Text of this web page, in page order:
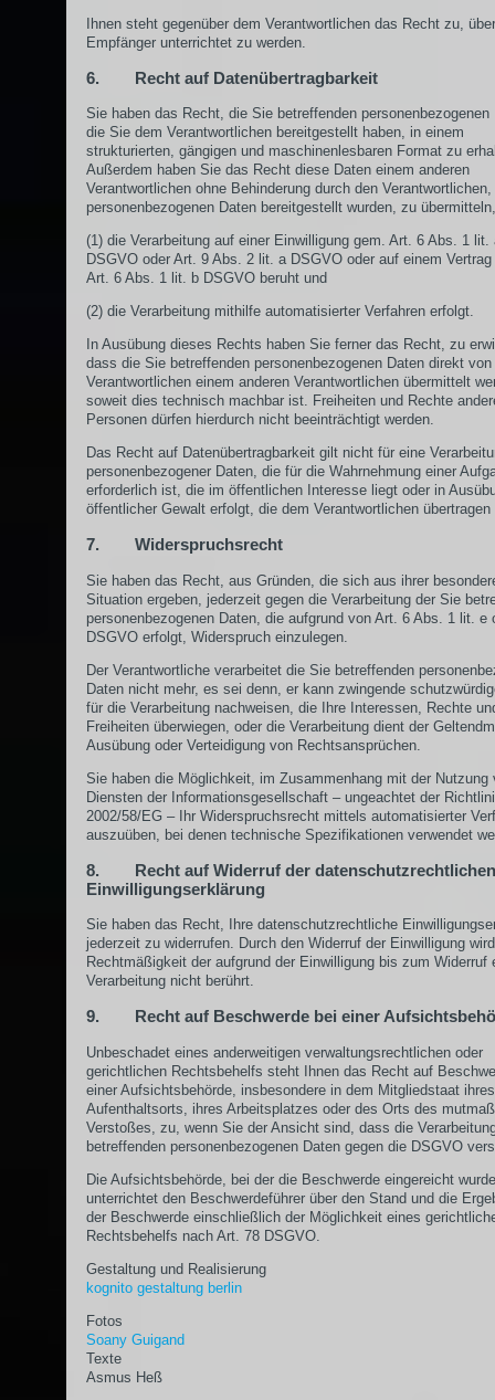
Ihnen steht gegenüber dem Verantwortlichen das Recht zu,
Empfänger unterrichtet zu werden.
6. Recht auf Datenübertragbarkeit
Sie haben das Recht, die Sie betreffenden personenbezogenen
die Sie dem Verantwortlichen bereitgestellt haben, in einem
strukturierten, gängigen und maschinenlesbaren Format zu
Außerdem haben Sie das Recht diese Daten einem anderen
Verantwortlichen ohne Behinderung durch den
personenbezogenen Daten bereitgestellt wurden, zu
(1) die Verarbeitung auf einer Einwilligung gem. Art. 6 Abs. 1 lit.
DSGVO oder Art. 9 Abs. 2 lit. a DSGVO oder auf einem
Art. 6 Abs. 1 lit. b DSGVO beruht und
(2) die Verarbeitung mithilfe automatisierter Verfahren erfolgt.
In Ausübung dieses Rechts haben Sie ferner das Recht, zu
dass die Sie betreffenden personenbezogenen Daten direkt
Verantwortlichen einem anderen Verantwortlichen übermittelt
soweit dies technisch machbar ist. Freiheiten und Rechte
Personen dürfen hierdurch nicht beeinträchtigt werden.
Das Recht auf Datenübertragbarkeit gilt nicht für eine
personenbezogener Daten, die für die Wahrnehmung einer
erforderlich ist, die im öffentlichen Interesse liegt oder in
öffentlicher Gewalt erfolgt, die dem Verantwortlichen übertragen
7. Widerspruchsrecht
Sie haben das Recht, aus Gründen, die sich aus ihrer
Situation ergeben, jederzeit gegen die Verarbeitung der Sie
personenbezogenen Daten, die aufgrund von Art. 6 Abs. 1 lit. e
DSGVO erfolgt, Widerspruch einzulegen.
Der Verantwortliche verarbeitet die Sie betreffenden
Daten nicht mehr, es sei denn, er kann zwingende
für die Verarbeitung nachweisen, die Ihre Interessen, Rechte
Freiheiten überwiegen, oder die Verarbeitung dient der
Ausübung oder Verteidigung von Rechtsansprüchen.
Sie haben die Möglichkeit, im Zusammenhang mit der Nutzung
Diensten der Informationsgesellschaft – ungeachtet der
2002/58/EG – Ihr Widerspruchsrecht mittels automatisierter
auszuüben, bei denen technische Spezifikationen verwendet
8. Recht auf Widerruf der datenschutzrechtlichen
Einwilligungserklärung
Sie haben das Recht, Ihre datenschutzrechtliche
jederzeit zu widerrufen. Durch den Widerruf der Einwilligung
Rechtmäßigkeit der aufgrund der Einwilligung bis zum Widerruf
Verarbeitung nicht berührt.
9. Recht auf Beschwerde bei einer
Unbeschadet eines anderweitigen verwaltungsrechtlichen oder
gerichtlichen Rechtsbehelfs steht Ihnen das Recht auf
einer Aufsichtsbehörde, insbesondere in dem Mitgliedstaat ihres
Aufenthaltsorts, ihres Arbeitsplatzes oder des Orts des
Verstoßes, zu, wenn Sie der Ansicht sind, dass die
betreffenden personenbezogenen Daten gegen die DSGVO
Die Aufsichtsbehörde, bei der die Beschwerde eingereicht
unterrichtet den Beschwerdeführer über den Stand und die
der Beschwerde einschließlich der Möglichkeit eines
Rechtsbehelfs nach Art. 78 DSGVO.
Gestaltung und Realisierung
kognito gestaltung berlin
Fotos
Soany Guigand
Texte
Asmus Heß